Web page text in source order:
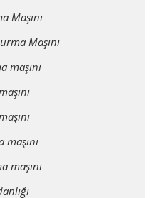
Maşını
Maşını
maşını
maşını